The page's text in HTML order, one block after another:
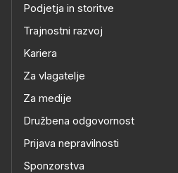
Podjetja in storitve
Trajnostni razvoj
Kariera
Za vlagatelje
Za medije
Družbena odgovornost
Prijava nepravilnosti
Sponzorstva